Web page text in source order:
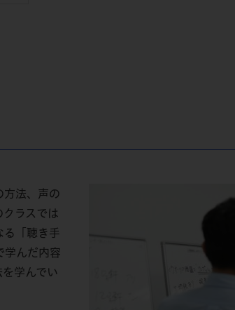
方法、声の
ラスでは
る「聴き手
学んだ内容
学んでい